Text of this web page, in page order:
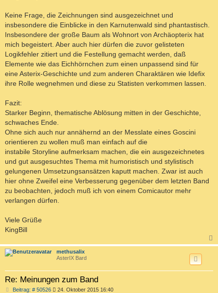
Keine Frage, die Zeichnungen sind ausgezeichnet und
insbesondere die Einblicke in den Karnutenwald sind phantastisch.
Insbesondere der große Baum als Wohnort von Archäopterix hat
mich begeistert. Aber auch hier dürfen die zuvor gelisteten
Logikfehler zitiert und die Festellung gemacht werden, daß
Elemente wie das Eichhörnchen zum einen unpassend sind für
eine Asterix-Geschichte und zum anderen Charaktären wie Idefix
ihre Rolle wegnehmen und diese zu Statisten verkommen lassen.
Fazit:
Starker Beginn, thematische Ablösung mitten in der Geschichte,
schwaches Ende.
Ohne sich auch nur annähernd an der Messlate eines Goscini
orientieren zu wollen muß man einfach auf die
instabile Storyline aufmerksam machen, die ein ausgezeichnetes
und gut ausgesuchtes Thema mit humoristisch und stylistisch
gelungenen Umsetzungsansätzen kaputt machen. Zwar ist auch
hier ohne Zweifel eine Verbesserung gegenüber dem letzten Band
zu beobachten, jedoch muß ich von einem Comicautor mehr
verlangen dürfen.
Viele Grüße
KingBill
a
methusalix
AsterIX Bard
Re: Meinungen zum Band
Beitrag: # 50526B 24. Oktober 2015 16:40